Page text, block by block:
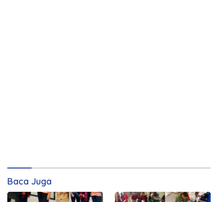
Baca Juga